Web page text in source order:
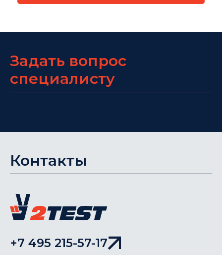
Задать вопрос
специалисту
Контакты
+7 495 215-57-17